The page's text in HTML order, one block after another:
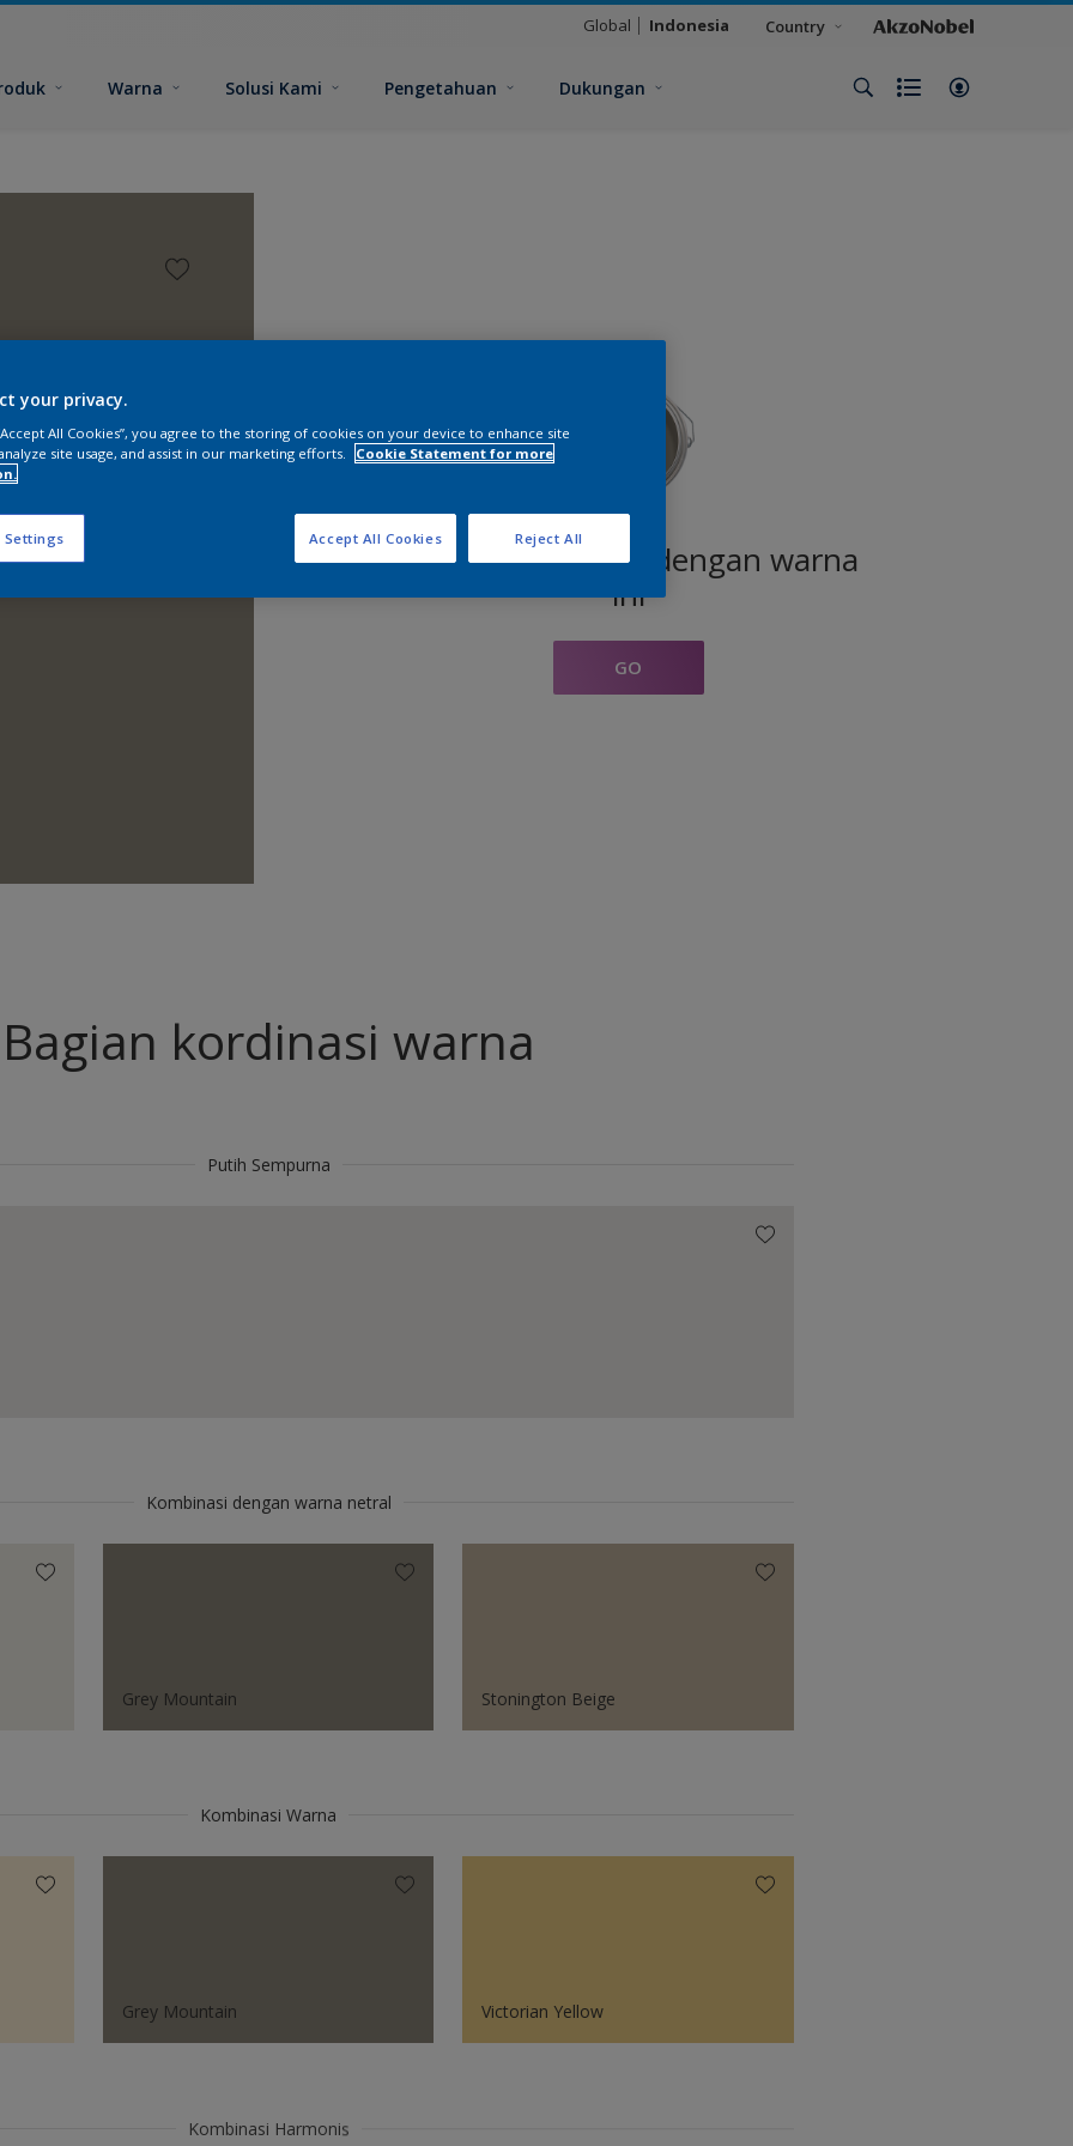
Global Indonesia Country
Warna Solusi Kami Pengetahuan Dukungan
Temukan produk dengan warna
ini
GO
Bagian kordinasi warna
Putih Sempurna
Kombinasi dengan warna netral
Grey Mountain Stonington Beige
Kombinasi Warna
Grey Mountain Victorian Yellow
Kombinasi Harmonis
your privacy.
All Cookies”, you agree to the storing of cookies on your device to enhance site
site usage, and assist in our marketing efforts.
Cookie Statement for more
Settings Reject All
Accept All Cookies